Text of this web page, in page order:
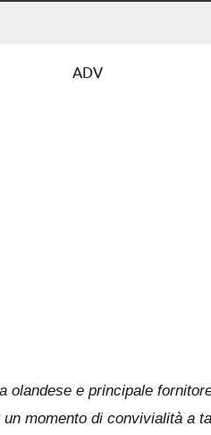
ADV
olandese e principale
momento di convivialità a